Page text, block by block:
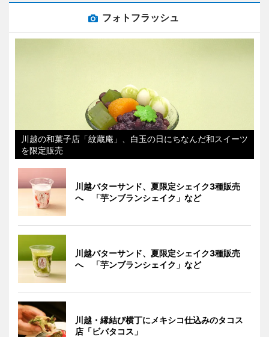
フォトフラッシュ
川越の和菓子店「紋蔵庵」、白玉の日にちなんだ和スイーツ
を限定販売
川越バターサンド、夏限定シェイク3種販売
へ 「芋ンブランシェイク」など
川越バターサンド、夏限定シェイク3種販売
へ 「芋ンブランシェイク」など
川越・縁結び横丁にメキシコ仕込みのタコス
店「ビバタコス」